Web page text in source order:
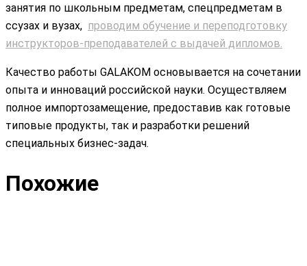
занятия по школьным предметам, спецпредметам в
ссузах и вузах, проводим обучение и переподготовку
инструкторов-преподавателей с выдачей дипломов.
Качество работы GALAKOM основывается на сочетании
опыта и инноваций российской науки. Осуществляем
полное импортозамещение, предоставив как готовые
типовые продукты, так и разработки решений
специальных бизнес-задач.
Похожие